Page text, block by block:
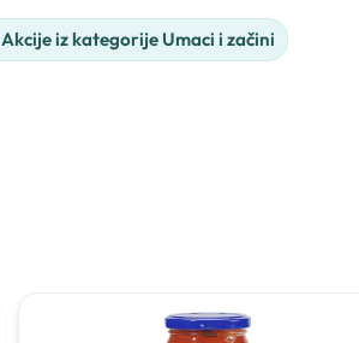
Akcije iz kategorije Umaci i začini